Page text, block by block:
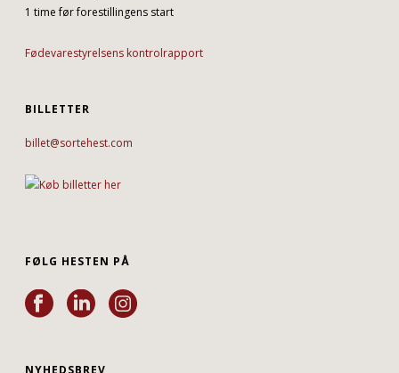
1 time før forestillingens start
Fødevarestyrelsens kontrolrapport
BILLETTER
billet@sortehest.com
FØLG HESTEN PÅ